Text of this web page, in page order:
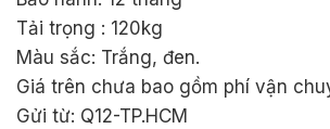
Tải trọng : 120kg
Màu sắc: Trắng, đen.
Giá trên chưa bao gồm phí vận
Gửi từ: Q12-TP.HCM